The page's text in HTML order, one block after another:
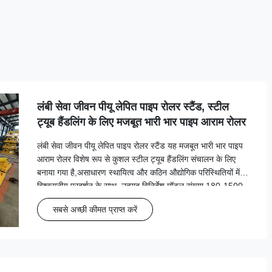
लंबी सेवा जीवन पीयू लेपित पाइप रोलर स्टैंड, स्टील
ट्यूब हैंडलिंग के लिए मजबूत भारी भार पाइप आराम रोलर
लंबी सेवा जीवन पीयू लेपित पाइप रोलर स्टैंड यह मजबूत भारी भार पाइप
आराम रोलर विशेष रूप से कुशल स्टील ट्यूब हैंडलिंग संचालन के लिए
बनाया गया है,असाधारण स्थायित्व और कठिन औद्योगिक परिस्थितियों में
विश्वसनीय प्रदर्शन के साथ. उत्पाद विनिर्देश मॉडल संख्या 180-1500-
2T संरचना का प्रकार साधारण रोलर असर का प्...
सबसे अच्छी कीमत प्राप्त करें